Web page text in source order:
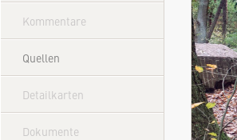
Kommentare
Quellen
Detailkarten
Dokumente